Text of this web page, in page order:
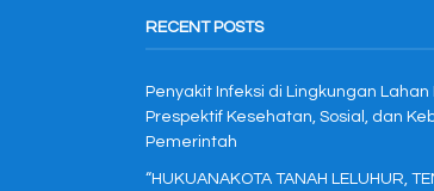
RECENT POSTS
Penyakit Infeksi di Lingkungan Lahan
Prespektif Kesehatan, Sosial, dan
Pemerintah
“HUKUANAKOTA TANAH LELUHUR,